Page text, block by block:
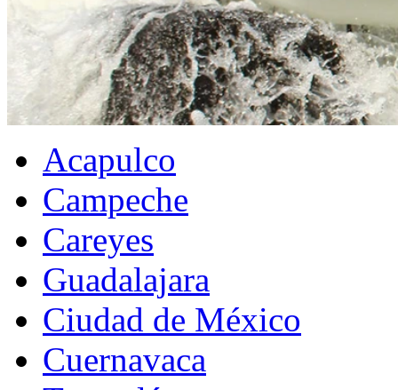
Acapulco
Campeche
Careyes
Guadalajara
Ciudad de México
Cuernavaca